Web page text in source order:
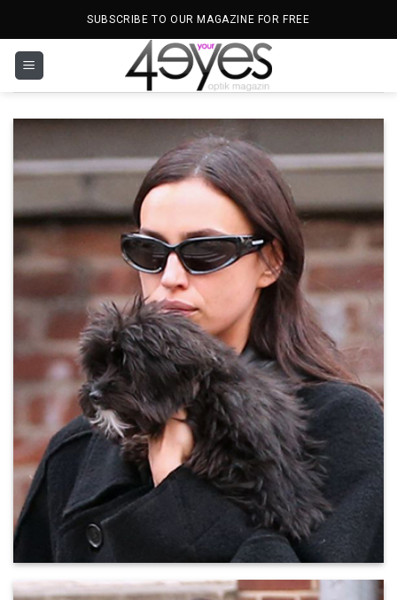
SUBSCRIBE TO OUR MAGAZINE FOR FREE